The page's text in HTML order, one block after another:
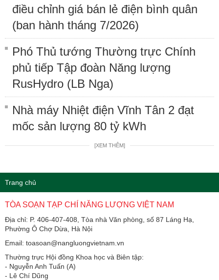
điều chỉnh giá bán lẻ điện bình quân
(ban hành tháng 7/2026)
Phó Thủ tướng Thường trực Chính
phủ tiếp Tập đoàn Năng lượng
RusHydro (LB Nga)
Nhà máy Nhiệt điện Vĩnh Tân 2 đạt
mốc sản lượng 80 tỷ kWh
[XEM THÊM]
Trang chủ
TÒA SOẠN TẠP CHÍ NĂNG LƯỢNG VIỆT NAM
Địa chỉ: P. 406-407-408, Tòa nhà Văn phòng, số 87 Láng Hạ,
Phường Ô Chợ Dừa, Hà Nội
Email: toasoan@nangluongvietnam.vn
Thường trực Hội đồng Khoa học và Biên tập:
​​​​​​- Nguyễn Anh Tuấn (A)
- Lê Chí Dũng